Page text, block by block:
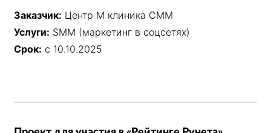
Заказчик: Центр М клиника СММ
Услуги: SMM (маркетинг в соцсетях)
Срок: с 10.10.2025